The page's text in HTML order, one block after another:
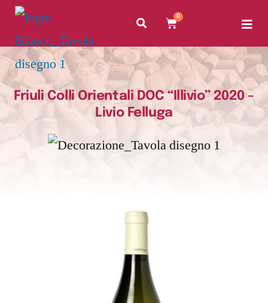
0
Friuli Colli Orientali DOC “Illivio” 2020 –
Livio Felluga